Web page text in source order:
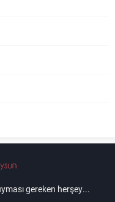
gereken herşey...